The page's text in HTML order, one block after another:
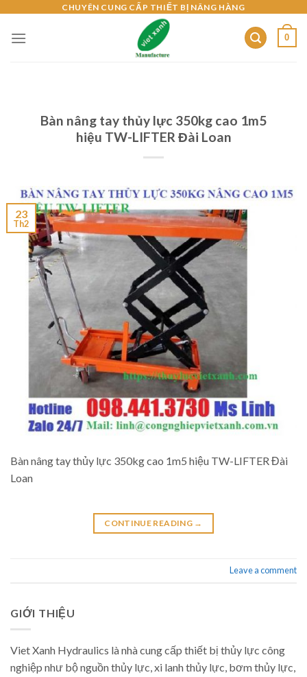
content
CHUYÊN CUNG CẤP THIẾT BỊ NÂNG HÀNG
0
Bàn nâng tay thủy lực 350kg cao 1m5
hiệu TW-LIFTER Đài Loan
23
Th2
Bàn nâng tay thủy lực 350kg cao 1m5 hiệu TW-LIFTER Đài
Loan
CONTINUE READING →
Leave a comment
GIỚI THIỆU
Viet Xanh Hydraulics là nhà cung cấp thiết bị thủy lực công
nghiệp như bộ nguồn thủy lực, xi lanh thủy lực, bơm thủy lực,